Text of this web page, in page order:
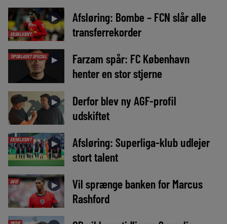
EKSKLUSIVT
►
Afsløring: Bombe – FCN slår alle
transferrekorder
TIPSBLADET SPECIAL ►
Farzam spår: FC København
henter en stor stjerne
►
Derfor blev ny AGF-profil
udskiftet
EKSKLUSIVT ►
Afsløring: Superliga-klub udlejer
stort talent
AVIS ►
Vil sprænge banken for Marcus
Rashford